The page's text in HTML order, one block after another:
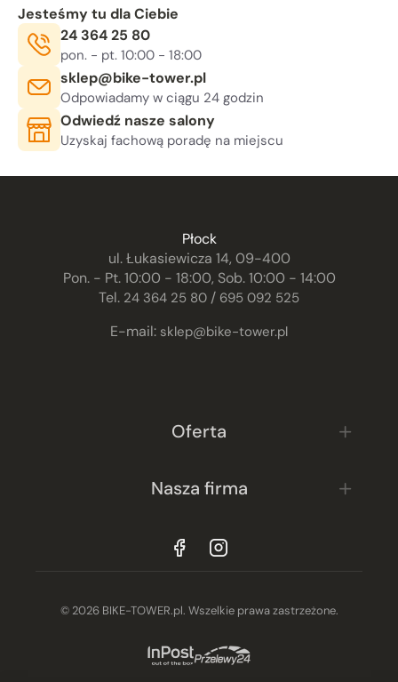
Jesteśmy tu dla Ciebie
Telefon:
24 364 25 80
Godziny otwarcia:
pon. - pt. 10:00 - 18:00, sob. 10:00 - 14:00
E-mail:
sklep@bike-tower.pl
Odpowiadamy w ciągu 24 godzin
Odwiedź nasze salony
Uzyskaj fachową poradę na miejscu
Płock
ul. Łukasiewicza 14, 09-400
Pon. - Pt. 10:00 - 18:00, Sob. 10:00 - 14:00
Tel. 24 364 25 80 / 695 092 525
E-mail: sklep@bike-tower.pl
Oferta
Nasza firma
© 2026 BIKE-TOWER.pl. Wszelkie prawa zastrzeżone.